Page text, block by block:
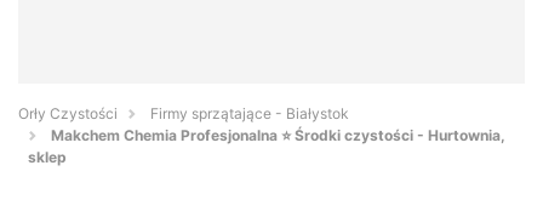
Orły Czystości
Firmy sprzątające - Białystok
Makchem Chemia Profesjonalna ⭐ Środki czystości - Hurtownia,
sklep